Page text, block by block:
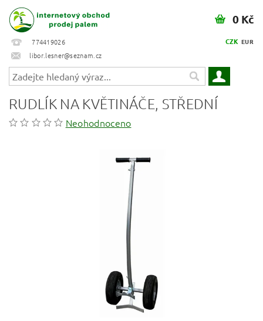
774419026
libor.lesner@seznam.cz
CZK EUR
0 Kč
RUDLÍK NA KVĚTINÁČE, STŘEDNÍ
Neohodnoceno